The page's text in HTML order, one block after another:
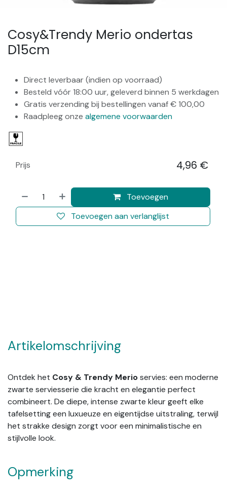
Cosy&Trendy Merio ondertas
D15cm
Direct leverbaar (indien op voorraad)
Besteld vóór 18:00 uur, geleverd binnen 5 werkdagen
Gratis verzending bij bestellingen vanaf € 100,00
Raadpleeg onze algemene voorwaarden
Toevoegen
Toevoegen aan verlanglijst
Prijs 4,96 €
Artikelomschrijving
Ontdek het Cosy & Trendy Merioservies: een moderne
zwarte serviesserie die kracht en elegantie perfect
combineert. De diepe, intense zwarte kleur geeft elke
tafelsetting een luxueuze en eigentijdse uitstraling, terwijl
het strakke design zorgt voor een minimalistische en
stijlvolle look.
Opmerking